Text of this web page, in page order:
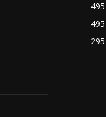
495
495
295